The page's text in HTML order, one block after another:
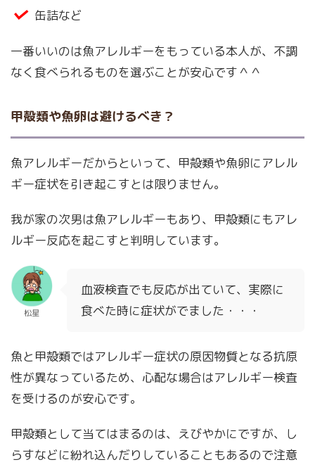
缶詰など
一番いいのは魚アレルギーをもっている本人が、不調
なく食べられるものを選ぶことが安心です＾＾
甲殻類や魚卵は避けるべき？
魚アレルギーだからといって、甲殻類や魚卵にアレル
ギー症状を引き起こすとは限りません。
我が家の次男は魚アレルギーもあり、甲殻類にもアレ
ルギー反応を起こすと判明しています。
松星
血液検査でも反応が出ていて、実際に
食べた時に症状がでました・・・
魚と甲殻類ではアレルギー症状の原因物質となる抗原
性が異なっているため、心配な場合はアレルギー検査
を受けるのが安心です。
甲殻類として当てはまるのは、えびやかにですが、し
らすなどに紛れ込んだりしていることもあるので注意